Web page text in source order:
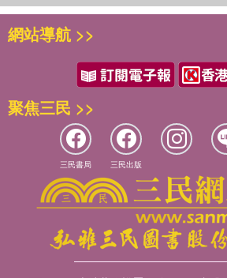
著行為。所以常被人說不了解對方的感
且，患者往往會對喜歡的事物沉浸到底。
ADHD的特徵有注意力分散、過動或衝
這與多巴胺和腎上腺素這些神經傳導物
泌量無法有效調節，以至於呈現出
比如容易分心、頻頻失誤、常常忘記帶
不能制定計畫等，這些ADHD的特質常
苦。雖然無法完全治癒，不過藥物可以
LD／SLD是沒有智力障礙，卻在閱讀、
上遇到困難。
發展障礙者的能力往往參差不齊，做得
其實以我來說，就是擅長記憶和計算，
33 不要追求普通人的普通
34 有些職業反而適合滿臉鬍鬚
35 尋找特殊成就要素很多的工作
36 ASD的強烈固著能夠運用到工作上
37 發展障礙的狂熱其實對工作有益
38 多數人不具備的發展障礙能力
39 藉由計時器法反過來活用過度專注
40 乾脆成為夢幻足球員！
41 將休息行程列入手記本當中
42 了解細微差別的方法1
43 了解細微差別的方法2
44 沒有說明書就自己編纂
45 保持真誠
46 細節才需要投入心力
47 憑著衝動全力以赴來創造奇蹟
對方久等也是家常便飯。光是讓人久等就
圾。對這樣的自己感到厭煩之後，就把選
包」改成「容量大且容易整理的包包」。
以下是我挑選包包時定下的五個條件：
我去工作時使用的包包固定只有一個，因
容物。為了將各種工作場合中覺得會需要
容量必須要大。
② 內容物一目了然
為了能一眼看出什麼東西在哪裡，開口大
③ 方便整理
網站導航 >>
聚焦三民 >>
三民書局 三民出版